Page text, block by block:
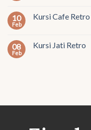
10
Feb
Kursi Cafe
08
Feb
Kursi Jati Retro